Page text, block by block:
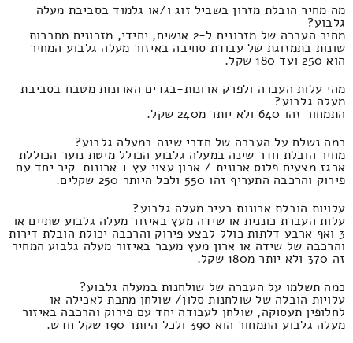
מה מחיר הובלת מזרון בשביל זוג ו/או גלמוד בסביבת מעלה
גלבוע?
מחיר העברה של מזרונים ל-2 אנשים, יחידי, מזרונים מחברות
שונות בתמזוגת של עבודת סחיבה באיזור מעלה גלבוע המחיר
הוא 250 ועד 180 שקל.
מהי עלות העברה ולפרק ארונות-בגדים הארונות מטבח בסביבת
מעלה גלבוע?
התמחור זהו 640 ולא יותר מ240 שקל.
כמה נשלם על העברה של חדרי שינה במעלה גלבוע?
מחיר הובלת חדר שינה במעלה גלבוע הכולל מיטת נוער הכוללת
ארגז מצעים פלוס ארונית / ארון עצוי עץ + ארונות-קיר יחד עם
פירוק והרכבה התעריף זהו 550 ולכל היותר 250 שקלים.
עלויות הובלת ארונות בעיר מעלה גלבוע?
עלות העברת כוננית או שידה מעץ באיזור מעלה גלבוע שתיים או
3 ואף ארבע דלתות כולל לבצע פירוק והרכבה יכולת הובלת דירות
והרכבה של שידה או ארון מעץ מעבר באיזור מעלה גלבוע המחיר
זה 370 ולא יותר מ180 שקל.
כמה תשלמו על העברה של שולחנות במעלה גלבוע?
עלויות הובלה של שולחנות סלון/ שולחן מתכת לאכילה או
לחלופין תעסוקה, שולחן לעבודה יחד עם פירוק והרכבה באיזור
מעלה גלבוע התמחור הוא 390 ולכל היותר 190 שקל חדש.